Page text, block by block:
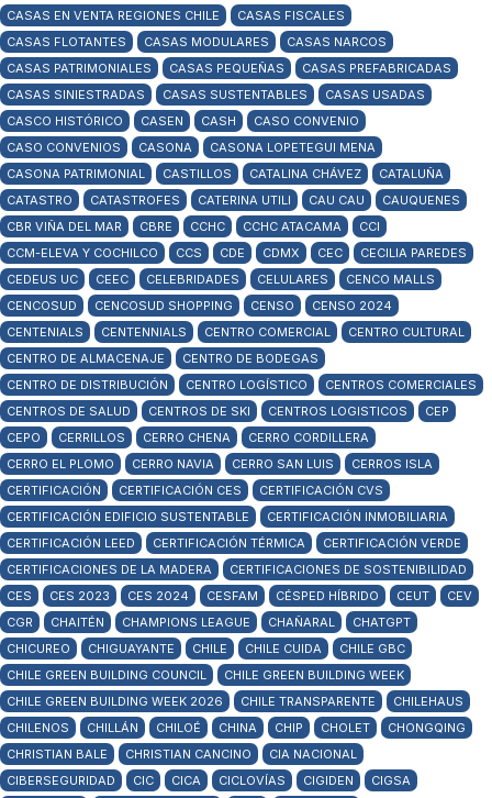
CASAS EN VENTA REGIONES CHILE
CASAS FISCALES
CASAS FLOTANTES
CASAS MODULARES
CASAS NARCOS
CASAS PATRIMONIALES
CASAS PEQUEÑAS
CASAS PREFABRICADAS
CASAS SINIESTRADAS
CASAS SUSTENTABLES
CASAS USADAS
CASCO HISTÓRICO
CASEN CASH
CASO CONVENIO
CASO CONVENIOS
CASONA
CASONA LOPETEGUI MENA
CASONA PATRIMONIAL
CASTILLOS CATALINA CHÁVEZ
CATALUÑA
CATASTRO
CATASTROFES CATERINA UTILI CAU CAU
CAUQUENES
CBR VIÑA DEL MAR
CBRE CCHC CCHC ATACAMA
CCI
CCM-ELEVA Y COCHILCO
CCS CDE CDMX CEC
CECILIA PAREDES
CEDEUS UC
CEEC CELEBRIDADES CELULARES
CENCO MALLS
CENCOSUD
CENCOSUD SHOPPING CENSO
CENSO 2024
CENTENIALS
CENTENNIALS CENTRO COMERCIAL
CENTRO CULTURAL
CENTRO DE ALMACENAJE
CENTRO DE BODEGAS
CENTRO DE DISTRIBUCIÓN
CENTRO LOGÍSTICO
CENTROS COMERCIALES
CENTROS DE SALUD
CENTROS DE SKI CENTROS LOGISTICOS
CEP
CEPO
CERRILLOS CERRO CHENA
CERRO CORDILLERA
CERRO EL PLOMO
CERRO NAVIA CERRO SAN LUIS
CERROS ISLA
CERTIFICACIÓN
CERTIFICACIÓN CES
CERTIFICACIÓN CVS
CERTIFICACIÓN EDIFICIO SUSTENTABLE
CERTIFICACIÓN INMOBILIARIA
CERTIFICACIÓN LEED
CERTIFICACIÓN TÉRMICA
CERTIFICACIÓN VERDE
CERTIFICACIONES DE LA MADERA
CERTIFICACIONES DE SOSTENIBILIDAD
CES
CES 2023 CES 2024 CESFAM CÉSPED HÍBRIDO CEUT
CEV
CGR
CHAITÉN CHAMPIONS LEAGUE CHAÑARAL
CHATGPT
CHICUREO
CHIGUAYANTE CHILE CHILE CUIDA
CHILE GBC
CHILE GREEN BUILDING COUNCIL
CHILE GREEN BUILDING WEEK
CHILE GREEN BUILDING WEEK 2026
CHILE TRANSPARENTE
CHILEHAUS
CHILENOS
CHILLÁN CHILOÉ CHINA CHIP CHOLET
CHONGQING
CHRISTIAN BALE
CHRISTIAN CANCINO
CIA NACIONAL
CIBERSEGURIDAD
CIC CICA CICLOVÍAS CIGIDEN
CIGSA